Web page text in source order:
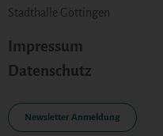
Stadthalle Göttingen
Impressum
Datenschutz
Newsletter Anmeldung